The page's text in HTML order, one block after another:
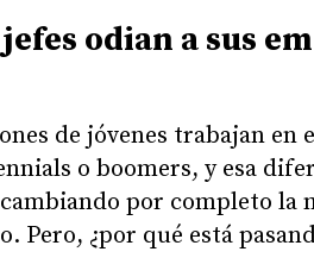
odian a sus
de jóvenes trabajan en
o boomers, y esa
por completo la
Pero, ¿por qué está